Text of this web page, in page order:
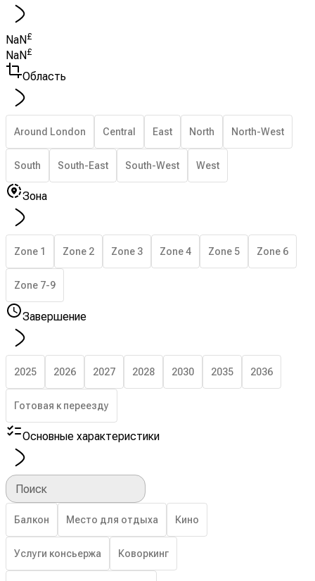
NaN£
NaN £
Область
Around London Central East North North-West
South South-East South-West West
Зона
Zone 1 Zone 2 Zone 3 Zone 4 Zone 5 Zone 6
Zone 7-9
Завершение
2025 2026 2027 2028 2030 2035 2036
Готовая к переезду
Основные характеристики
Поиск
Балкон Место для отдыха Кино
Услуги консьержа Коворкинг